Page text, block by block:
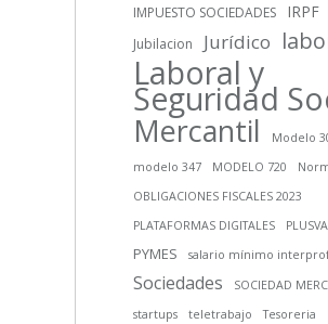
IMPUESTO SOCIEDADES
IRPF
Jubilacion Jurídico
Laboral y
Seguridad
Mercantil
Modelo
modelo 347
MODELO 720
OBLIGACIONES FISCALES 2023
PLATAFORMAS DIGITALES
PYMES salario mínimo
Sociedades
SOCIEDAD
startups
teletrabajo
Tesoreria